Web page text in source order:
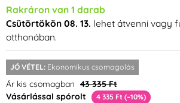
Rakráron van 1 darab
Csütörtökön 08. 13. lehet átvenni vagy
otthonában.
JÓ VÉTEL: Ekonomikus csomagolás
Ár kis csomagban 43 335 Ft
Vásárlással spórolt
4 335 Ft (–10%)